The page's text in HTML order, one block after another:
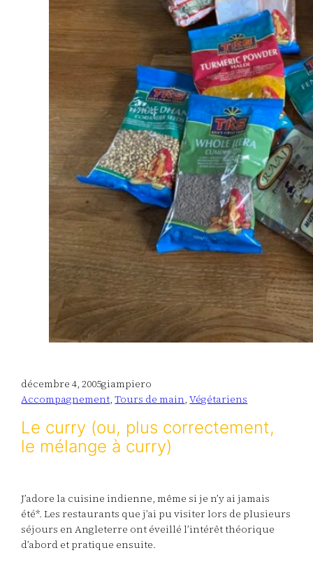
décembre 4, 2005giampiero
Accompagnement, Tours de main, Végétariens
Le curry (ou, plus correctement,
le mélange à curry)
J’adore la cuisine indienne, même si je n’y ai jamais
été*. Les restaurants que j’ai pu visiter lors de plusieurs
séjours en Angleterre ont éveillé l’intérêt théorique
d’abord et pratique ensuite.